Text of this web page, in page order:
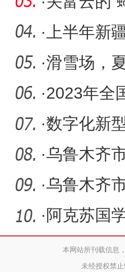
· 上半年新
144.1%
·滑雪场，
·2023年全
·数字化新
安全生
·乌鲁木齐
·乌鲁木齐
· 阿克苏国
本网站所刊载信息
未经授权禁